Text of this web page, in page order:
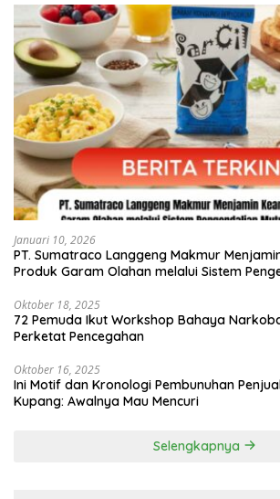
Januari 10, 2026
PT. Sumatraco Langgeng Makmur
Produk Garam Olahan melalui Sistem
Oktober 18, 2025
72 Pemuda Ikut Workshop Bahaya
Perketat Pencegahan
Oktober 16, 2025
Ini Motif dan Kronologi Pembunuhan
Kupang: Awalnya Mau Mencuri
Selengkapnya